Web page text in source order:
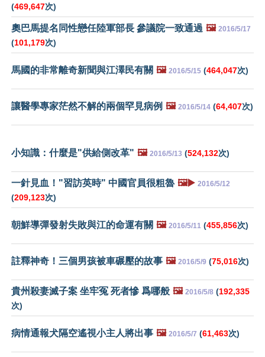
(469,647次)
奧巴馬提名同性戀任陸軍部長 參議院一致通過 🖼️ 2016/5/17
(101,179次)
馬國的非常離奇新聞與江澤民有關 🖼️ 2016/5/15 (464,047次)
讓醫學專家茫然不解的兩個罕見病例 🖼️ 2016/5/14 (64,407次)
小知識：什麼是"供給側改革" 🖼️ 2016/5/13 (524,132次)
一針見血！"習訪英時" 中國官員很粗魯 🖼️▶️ 2016/5/12
(209,123次)
朝鮮導彈發射失敗與江的命運有關 🖼️ 2016/5/11 (455,856次)
註釋神奇！三個男孩被車碾壓的故事 🖼️ 2016/5/9 (75,016次)
貴州殺妻滅子案 坐牢冤 死者慘 爲哪般 🖼️ 2016/5/8 (192,335
次)
病情通報犬隔空遙視小主人將出事 🖼️ 2016/5/7 (61,463次)